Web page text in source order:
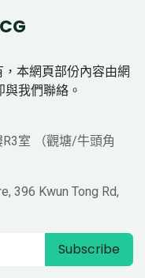
，本網頁部份內容由網
與我們聯絡。
室 （觀塘/牛頭角
396 Kwun Tong Rd,
Subscribe